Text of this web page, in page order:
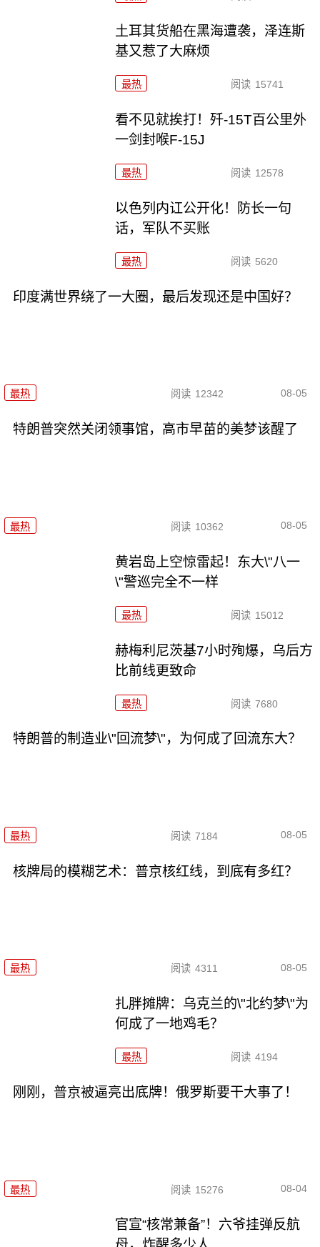
土耳其货船在黑海遭袭，泽连斯
基又惹了大麻烦
最热 阅读 15741
看不见就挨打！歼-15T百公里外
一剑封喉F-15J
最热 阅读 12578
以色列内讧公开化！防长一句
话，军队不买账
最热 阅读 5620
印度满世界绕了一大圈，最后发现还是中国好？
最热 阅读 12342 08-05
特朗普突然关闭领事馆，高市早苗的美梦该醒了
最热 阅读 10362 08-05
黄岩岛上空惊雷起！东大\"八一
\"警巡完全不一样
最热 阅读 15012
赫梅利尼茨基7小时殉爆，乌后方
比前线更致命
最热 阅读 7680
特朗普的制造业\"回流梦\"，为何成了回流东大？
最热 阅读 7184 08-05
核牌局的模糊艺术：普京核红线，到底有多红？
最热 阅读 4311 08-05
扎胖摊牌：乌克兰的\"北约梦\"为
何成了一地鸡毛？
最热 阅读 4194
刚刚，普京被逼亮出底牌！俄罗斯要干大事了！
最热 阅读 15276 08-04
官宣“核常兼备”！六爷挂弹反航